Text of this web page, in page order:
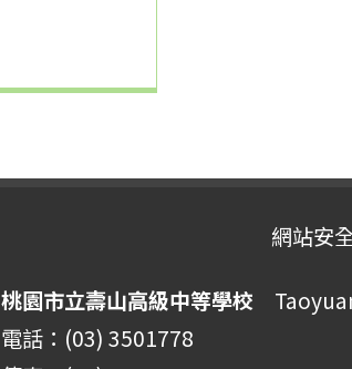
網站安
桃園市立壽山高級中等學校
電話：(03) 3501778